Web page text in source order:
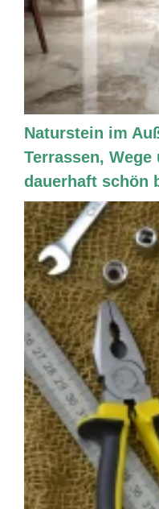
Naturstein im
Terrassen, Wege
dauerhaft schön